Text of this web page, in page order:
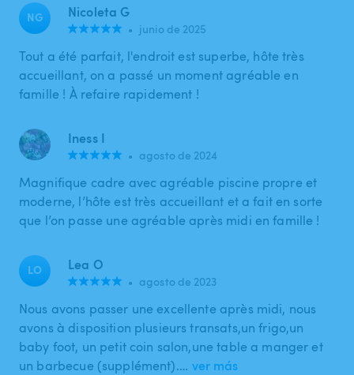
NG Nicoleta G
• junio de 2025
Tout a été parfait, l'endroit est superbe, hôte très
accueillant, on a passé un moment agréable en
famille ! À refaire rapidement !
Iness I
• agosto de 2024
Magnifique cadre avec agréable piscine propre et
moderne, l’hôte est très accueillant et a fait en sorte
que l’on passe une agréable après midi en famille !
LO Lea O
• agosto de 2023
Nous avons passer une excellente après midi, nous
avons à disposition plusieurs transats,un frigo,un
baby foot, un petit coin salon,une table a manger et
un barbecue (supplément).… ver más